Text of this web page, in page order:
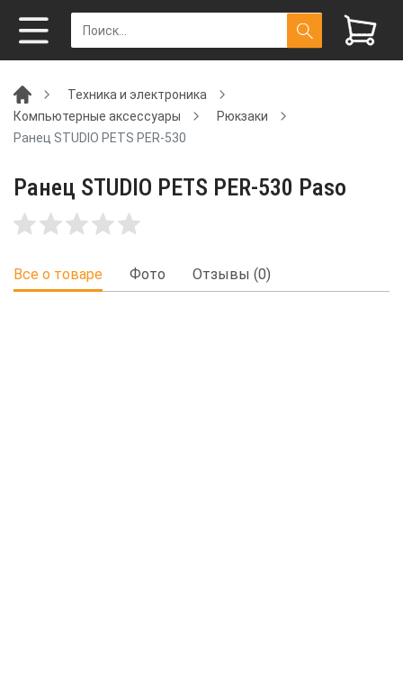
Техника и электроника
Компьютерные аксессуары
Рюкзаки
Ранец STUDIO PETS PER-530
Ранец STUDIO PETS PER-530 Paso
Все о товаре Фото Отзывы (0)